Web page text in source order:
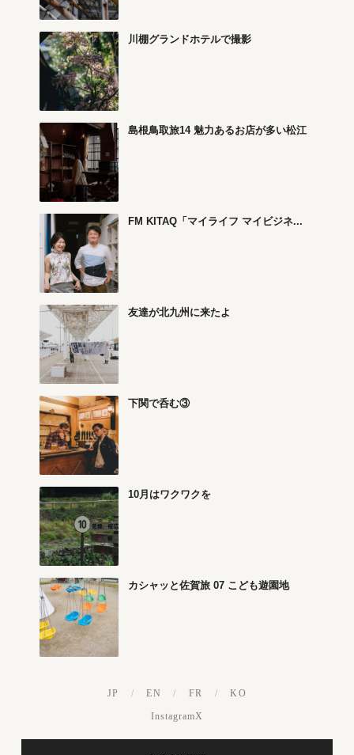
川棚グランドホテルで撮影
島根鳥取旅14 魅力あるお店が多い松江
FM KITAQ「マイライフ マイビジネ...
友達が北九州に来たよ
下関で呑む③
10月はワクワクを
カシャッと佐賀旅 07 こども遊園地
JP / EN / FR / KO
InstagramX